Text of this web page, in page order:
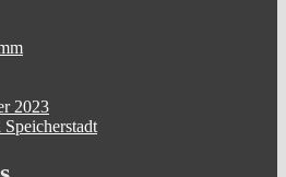
2023